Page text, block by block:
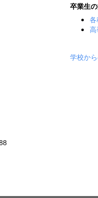
卒業生
学校か